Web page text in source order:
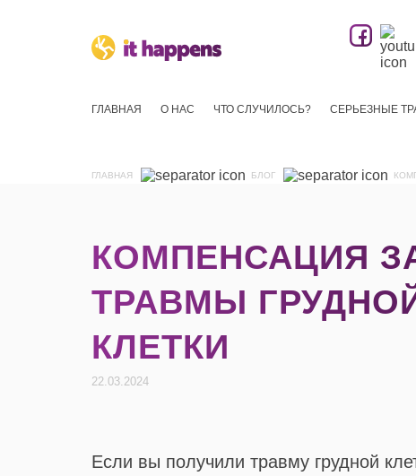
ГЛАВНАЯ О НАС ЧТО СЛУЧИЛОСЬ? СЕРЬЕЗНЫЕ
ГЛАВНАЯ БЛОГ
КОМПЕНСАЦИЯ
ТРАВМЫ
КЛЕТКИ
22.03.2024
Если вы получили травму грудной